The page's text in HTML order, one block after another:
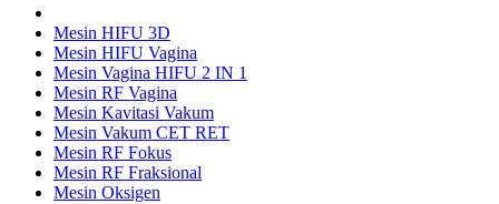
Mesin HIFU 3D
Mesin HIFU Vagina
Mesin Vagina HIFU 2 IN 1
Mesin RF Vagina
Mesin Kavitasi Vakum
Mesin Vakum CET RET
Mesin RF Fokus
Mesin RF Fraksional
Mesin Oksigen